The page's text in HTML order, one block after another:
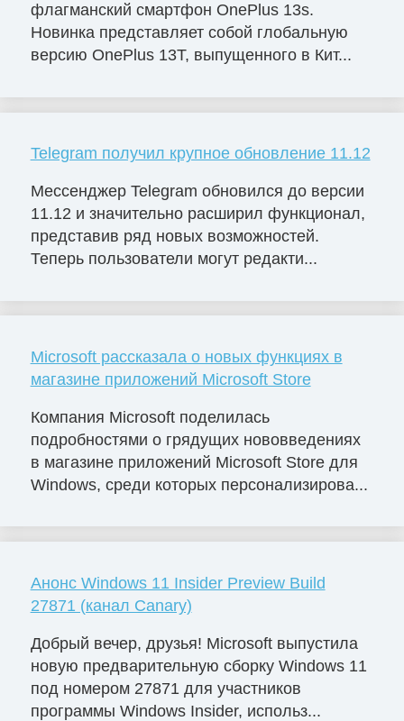
флагманский смартфон OnePlus 13s.
Новинка представляет собой глобальную
версию OnePlus 13T, выпущенного в Кит...
Telegram получил крупное обновление 11.12
Мессенджер Telegram обновился до версии
11.12 и значительно расширил функционал,
представив ряд новых возможностей.
Теперь пользователи могут редакти...
Microsoft рассказала о новых функциях в
магазине приложений Microsoft Store
Компания Microsoft поделилась
подробностями о грядущих нововведениях
в магазине приложений Microsoft Store для
Windows, среди которых персонализирова...
Анонс Windows 11 Insider Preview Build
27871 (канал Canary)
Добрый вечер, друзья! Microsoft выпустила
новую предварительную сборку Windows 11
под номером 27871 для участников
программы Windows Insider, использ...